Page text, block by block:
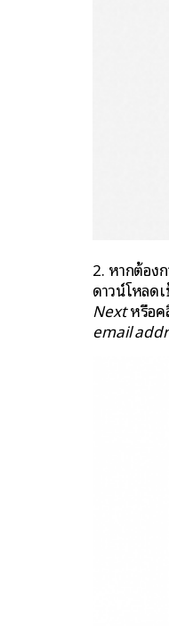
2. หากต้อง
ดาวน์โหลด
Nextหรือค
email